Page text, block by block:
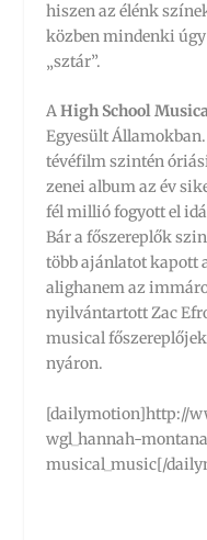
hiszen az élénk
közben mindenki
„sztár”.
AHigh School
Egyesült
tévéfilm szintén
zenei album az év
fél millió fogyott el
Bár a főszereplők
több ajánlatot kapott
alighanem az
nyilvántartott Zac
musical
nyáron.
[dailymotion]http://
wgl_hannah-
musical_music[/